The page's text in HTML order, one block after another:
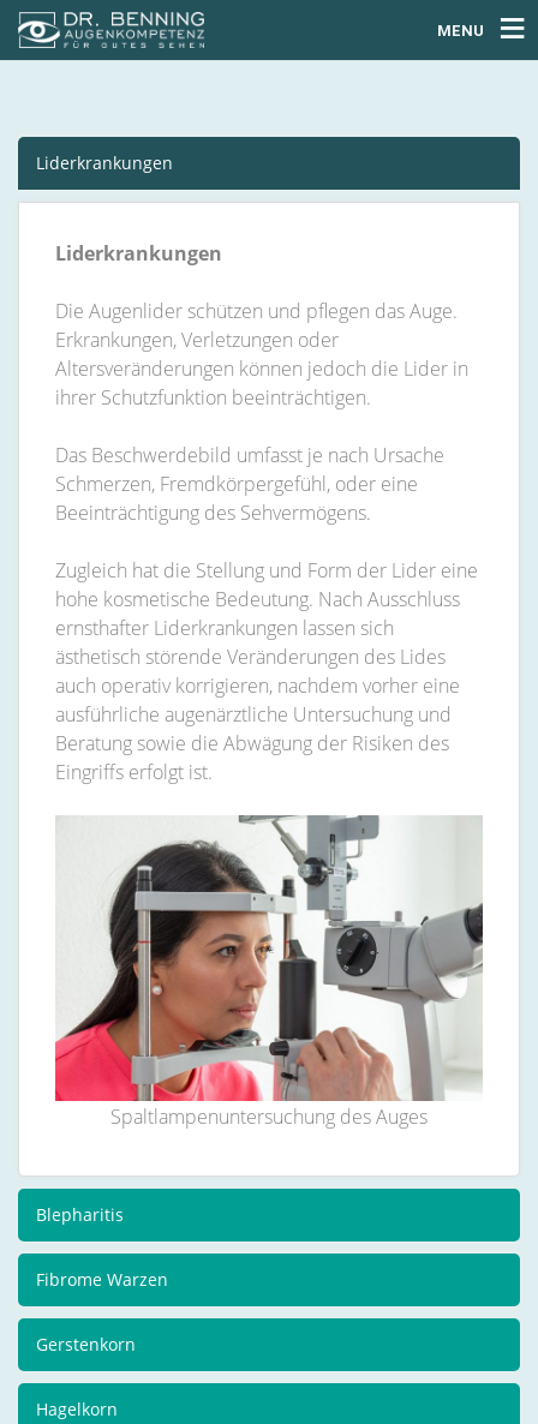
MENU
Liderkrankungen
Liderkrankungen
Die Augenlider schützen und pflegen das Auge.
Erkrankungen, Verletzungen oder
Altersveränderungen können jedoch die Lider in
ihrer Schutzfunktion beeinträchtigen.
Das Beschwerdebild umfasst je nach Ursache
Schmerzen, Fremdkörpergefühl, oder eine
Beeinträchtigung des Sehvermögens.
Zugleich hat die Stellung und Form der Lider eine
hohe kosmetische Bedeutung. Nach Ausschluss
ernsthafter Liderkrankungen lassen sich
ästhetisch störende Veränderungen des Lides
auch operativ korrigieren, nachdem vorher eine
ausführliche augenärztliche Untersuchung und
Beratung sowie die Abwägung der Risiken des
Eingriffs erfolgt ist.
Spaltlampenuntersuchung des Auges
Blepharitis
Fibrome Warzen
Gerstenkorn
Hagelkorn